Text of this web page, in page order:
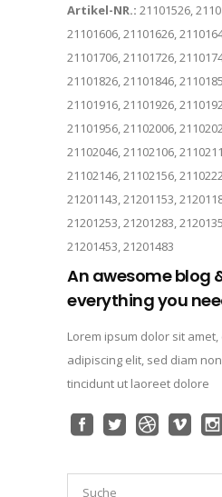
Artikel-NR.: 21101526,
21101606, 21101626,
21101706, 21101726,
21101826, 21101846,
21101916, 21101926,
21101956, 21102006,
21102046, 21102106,
21102146, 21102156,
21201143, 21201153,
21201253, 21201283,
21201453, 21201483
An awesome blog
everything you
Lorem ipsum dolor sit
adipiscing elit, sed diam
tincidunt ut laoreet dolore